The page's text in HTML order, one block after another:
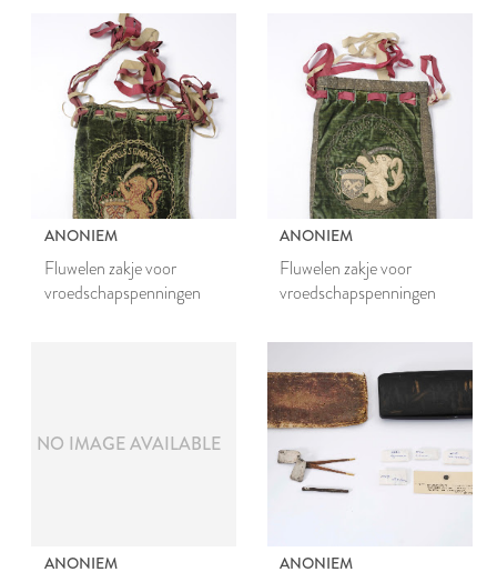
ANONIEM
Fluwelen zakje voor
vroedschapspenningen
ANONIEM
Fluwelen zakje voor
vroedschapspenningen
NO IMAGE AVAILABLE
ANONIEM ANONIEM